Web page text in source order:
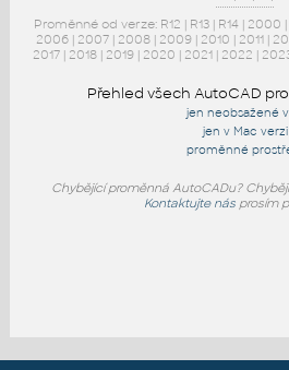
Proměnné od verze: R12 | R13 | R14 | 2000 |
2006 | 2007 | 2008 | 2009 | 2010 | 2011 |
2017 | 2018 | 2019 | 2020 | 2021 | 2022 |
Přehled všech AutoCAD
jen neobsažené v
jen v Mac verzi
proměnné
Chybějící proměnná AutoCADu?
Kontaktujte násprosím